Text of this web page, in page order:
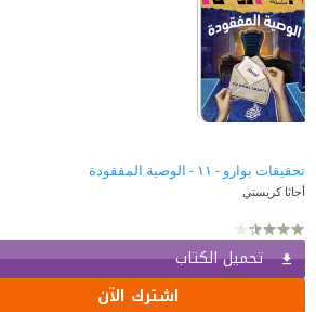
تحقيقات بوارو - ١١ - الوصية المفقودة
أجاثا كريستي
تحميل الكتاب
اشترك الآن